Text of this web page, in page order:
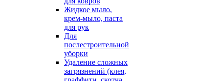
Жидкое мыло,
крем-мыло, паста
для рук
Для
послестроительной
уборки
Удаление сложных
загрязнений (клея,